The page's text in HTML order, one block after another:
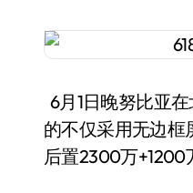
6月1日晚努比亚
的不仅采用无边框
后置2300万+1200